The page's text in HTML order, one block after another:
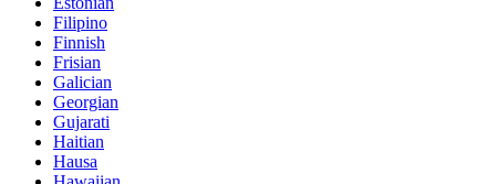
Filipino
Finnish
Frisian
Galician
Georgian
Gujarati
Haitian
Hausa